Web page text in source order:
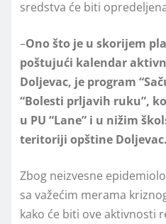
sredstva će biti
–Ono što je u skorijem
poštujući kalendar
Dolјevac, je program
“Bolesti prlјavih ruku”,
u PU “Lane” i u nižim
teritoriji opštine Dolјevac.
Zbog neizvesne
sa važećim merama
kako će biti ove aktivnosti